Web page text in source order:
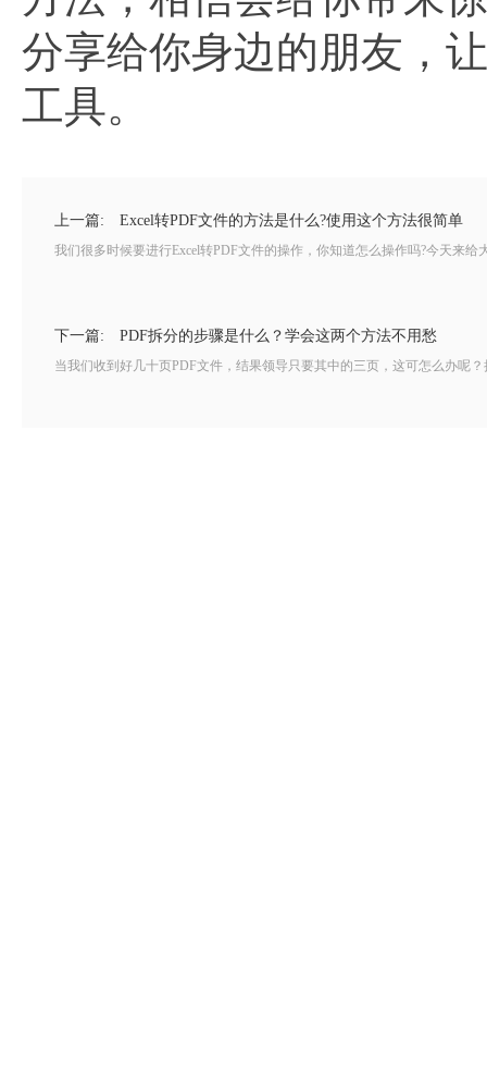
分享给你身边的朋友，
工具。
上一篇: Excel转PDF文件的方法是什么?使用这个方法很简单
我们很多时候要进行Excel转PDF文件的操作，你知道怎么操作吗?今天来
下一篇: PDF拆分的步骤是什么？学会这两个方法不用愁
当我们收到好几十页PDF文件，结果领导只要其中的三页，这可怎么办呢